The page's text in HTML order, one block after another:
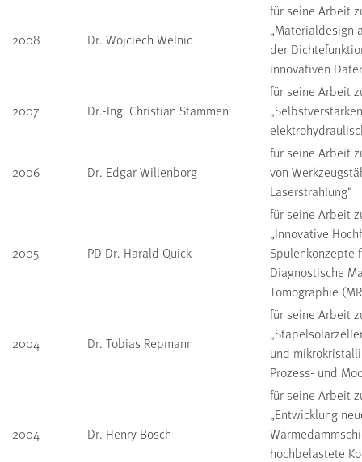
2008 Dr. Wojciech Welnic
für seine Arbeit
„Materialdesign
der
innovativen
2007 Dr.-Ing. Christian Stammen
für seine Arbeit
2006 Dr. Edgar Willenborg
für seine Arbeit
von
Laserstrahlung“
2005 PD Dr. Harald Quick
für seine Arbeit
„Innovative
Spulenkonzepte
Diagnostische
Tomographie
2004 Dr. Tobias Repmann
für seine Arbeit
und
Prozess- und
2004 Dr. Henry Bosch
für seine Arbeit
„Entwicklung
hochbelastete